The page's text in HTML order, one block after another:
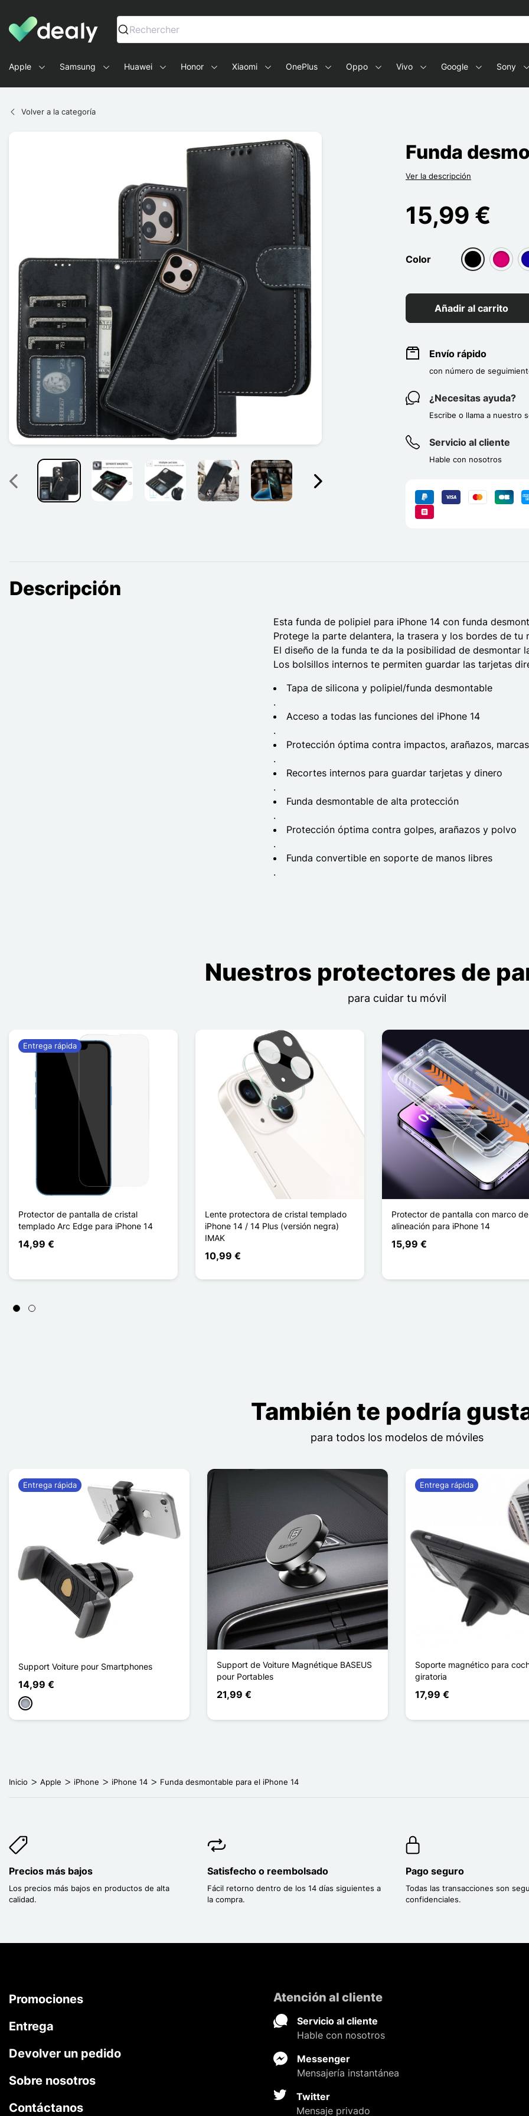
Dealy - Fundas y accesorios para smartphones y tablets
Rechercher
Apple Samsung Huawei Honor Xiaomi OnePlus Oppo Vivo Google Sony
Volver a la categoría
Funda
Ver la descripción
15,99 €
Color
group[3]
Añadir al carrito
Envío rápido
con número de
¿Necesitas ayuda?
Escribe o llama a nuestro
Servicio al cliente
Hable con nosotros
Précedent
Descripción
Esta funda de polipiel para iPhone 14 con funda
Protege la parte delantera, la trasera y los bordes de tu
El diseño de la funda te da la posibilidad de
Los bolsillos internos te permiten guardar las tarjetas
Tapa de silicona y polipiel/funda desmontable
.
Acceso a todas las funciones del iPhone 14
.
Protección óptima contra impactos, arañazos,
.
Recortes internos para guardar tarjetas y dinero
.
Funda desmontable de alta protección
.
Protección óptima contra golpes, arañazos y polvo
.
Funda convertible en soporte de manos libres
.
Nuestros protectores de
para cuidar tu móvil
Protector de pantalla de cristal
templado Arc Edge para iPhone 14
14,99 €
Entrega rápida
Lente protectora de cristal templado
iPhone 14 / 14 Plus (versión negra)
IMAK
10,99 €
Protector de pantalla con marco de
alineación para iPhone 14
15,99 €
También te podría
para todos los modelos de móviles
Support Voiture pour Smartphones
14,99 €
Gris
Entrega rápida
Support de Voiture Magnétique BASEUS
pour Portables
21,99 €
Soporte magnético para
giratoria
17,99 €
Entrega rápida
Inicio Apple iPhone iPhone 14 Funda desmontable para el iPhone 14
Precios más bajos
Los precios más bajos en productos de alta
calidad.
Satisfecho o reembolsado
Fácil retorno dentro de los 14 días siguientes a
la compra.
Pago seguro
Todas las transacciones son
confidenciales.
Promociones
Entrega
Devolver un pedido
Sobre nosotros
Contáctanos
Atención al cliente
Servicio al cliente
Hable con nosotros
Messenger
Mensajería instantánea
Twitter
Mensaje privado